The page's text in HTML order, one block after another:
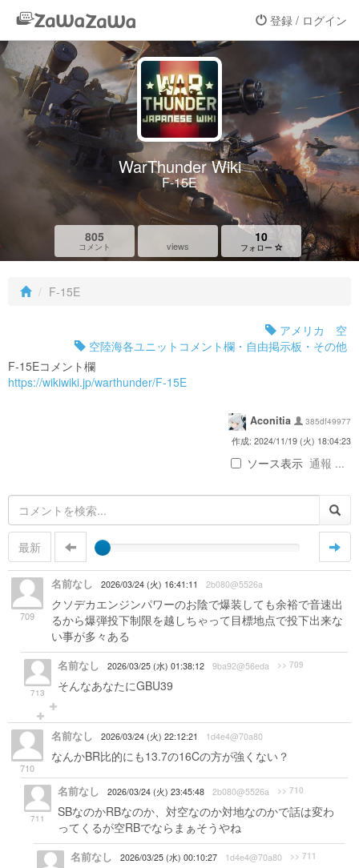
登録 / ログイン
WarThunder Wiki
F-15E
805
コメント views
10
フォロー
F-15E
アメリカ 空
空陸海各ユニットコメント欄・自由掲示板・その他
F-15Eコメント欄
https://wikiwiki.jp/warthunder/F-15E
Aconitia
385df49977
作成: 2024/11/19 (火) 18:04:23
ソース表示 通報 ...
最新
709
名前なし 2026/03/24 (火) 16:41:11 2b080@5526a
クソデカエンジンパワーのお陰で爆装しても余裕で音速出
るから爆弾投下制限を越しちゃって目標地点で投下出来な
い事が多々ある
713
名前なし 2026/03/25 (水) 01:38:12 9ba92@56eda >> 709
そんなあなたにGBU39
710
名前なし 2026/03/24 (火) 22:12:21 1d4e4@70a80
なんかBR比的にも13.7の16Cの方が強くない？
711
名前なし 2026/03/24 (火) 23:45:48 2b080@5526a >> 710
SBなのかRBなのか、対空なのか対地なのかで話は変わ
ってくるが空RBでならまぁそうやね
名前なし 2026/03/25 (水) 00:10:27 1d4e4@70a80 >> 711